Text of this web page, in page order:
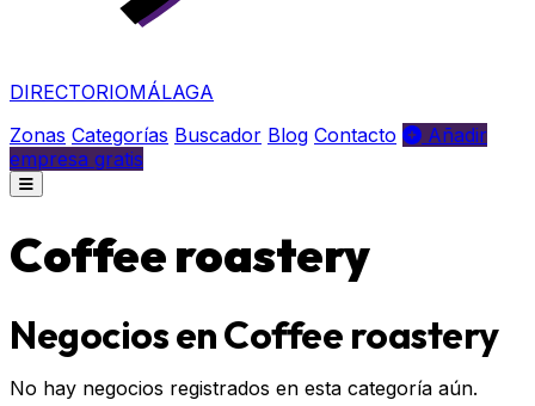
DIRECTORIOMÁLAGA
Zonas Categorías Buscador Blog Contacto
Añadir
empresa gratis
Coffee roastery
Negocios en Coffee roastery
No hay negocios registrados en esta categoría aún.